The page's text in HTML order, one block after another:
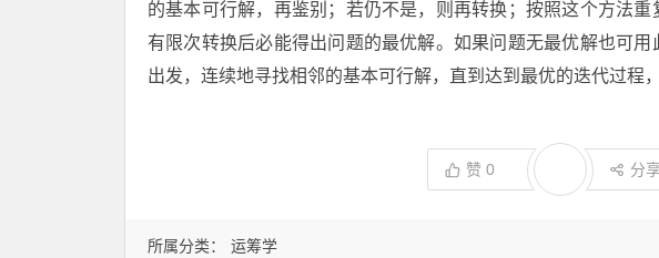
的基本可行解，再鉴别；若仍不是，则再转换；按照这个方法
有限次转换后必能得出问题的最优解。如果问题无最优解也可
出发，连续地寻找相邻的基本可行解，直到达到最优的迭代过程
赞 0 分
所属分类： 运筹学